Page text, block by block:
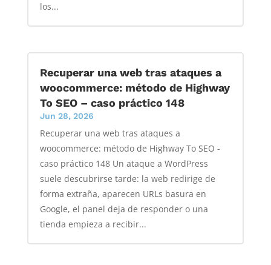
los...
Recuperar una web tras ataques a
woocommerce: método de Highway
To SEO – caso práctico 148
Jun 28, 2026
Recuperar una web tras ataques a
woocommerce: método de Highway To SEO -
caso práctico 148 Un ataque a WordPress
suele descubrirse tarde: la web redirige de
forma extraña, aparecen URLs basura en
Google, el panel deja de responder o una
tienda empieza a recibir...